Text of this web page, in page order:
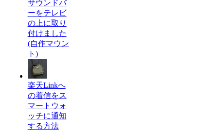
サウンドバ
ーをテレビ
の上に取り
付けました
(自作マウン
ト)
楽天Linkへ
の着信をス
マートウォ
ッチに通知
する方法